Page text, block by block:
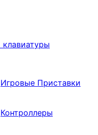
Игровые Приставки
Контроллеры